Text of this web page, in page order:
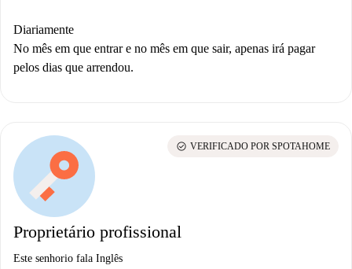
Diariamente
No mês em que entrar e no mês em que sair, apenas irá pagar
pelos dias que arrendou.
Proprietário profissional
Este senhorio fala Inglês
check_circle VERIFICADO POR SPOTAHOME